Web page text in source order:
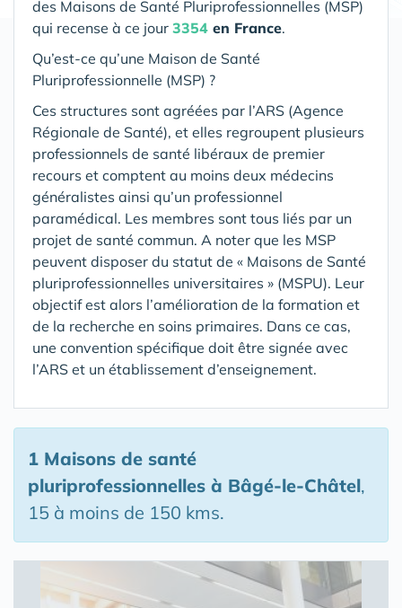
des Maisons de Santé Pluriprofessionnelles (MSP)
qui recense à ce jour 3354 en France.
Qu’est-ce qu’une Maison de Santé
Pluriprofessionnelle (MSP) ?
Ces structures sont agréées par l’ARS (Agence
Régionale de Santé), et elles regroupent plusieurs
professionnels de santé libéraux de premier
recours et comptent au moins deux médecins
généralistes ainsi qu’un professionnel
paramédical. Les membres sont tous liés par un
projet de santé commun. A noter que les MSP
peuvent disposer du statut de « Maisons de Santé
pluriprofessionnelles universitaires » (MSPU). Leur
objectif est alors l’amélioration de la formation et
de la recherche en soins primaires. Dans ce cas,
une convention spécifique doit être signée avec
l’ARS et un établissement d’enseignement.
1 Maisons de santé
pluriprofessionnelles à Bâgé-le-Châtel,
15 à moins de 150 kms.